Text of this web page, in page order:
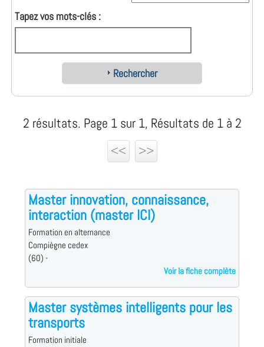
Tapez vos mots-clés :
Rechercher
2 résultats. Page 1 sur 1, Résultats de 1 à 2
<<
>>
Master innovation, connaissance,
interaction (master ICI)
Formation en alternance
Compiègne cedex
(60) -
Voir la fiche complète
Master systèmes intelligents pour les
transports
Formation initiale